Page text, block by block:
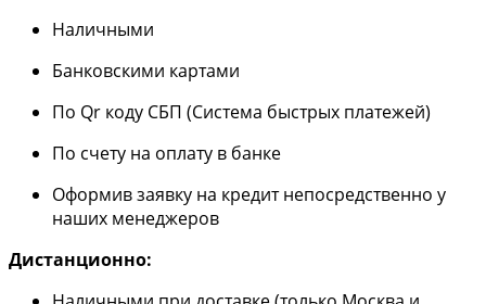
Наличными
Банковскими картами
По Qr коду СБП (Система быстрых платежей)
По счету на оплату в банке
Оформив заявку на кредит непосредственно у
наших менеджеров
Дистанционно: